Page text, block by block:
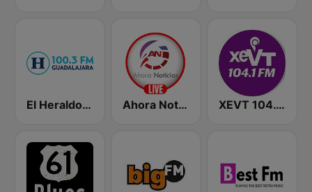
El Heraldo - Guadalajara Ahora Noticias Radio XEVT 104.1 FM